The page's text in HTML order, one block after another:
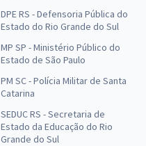
DPE RS - Defensoria Pública do
Estado do Rio Grande do Sul
MP SP - Ministério Público do
Estado de São Paulo
PM SC - Polícia Militar de Santa
Catarina
SEDUC RS - Secretaria de
Estado da Educação do Rio
Grande do Sul